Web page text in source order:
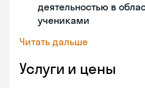
деятельностью в
учениками
Читать дальше
Услуги и цены